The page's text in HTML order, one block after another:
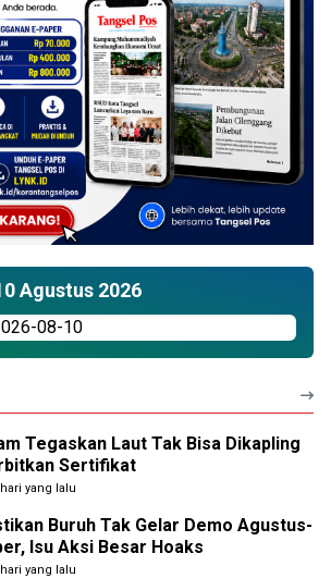
Agustus 2026
Tegaskan Laut Tak Bisa Dikapling
Sertifikat
yang lalu
Buruh Tak Gelar Demo Agustus-
Isu Aksi Besar Hoaks
yang lalu